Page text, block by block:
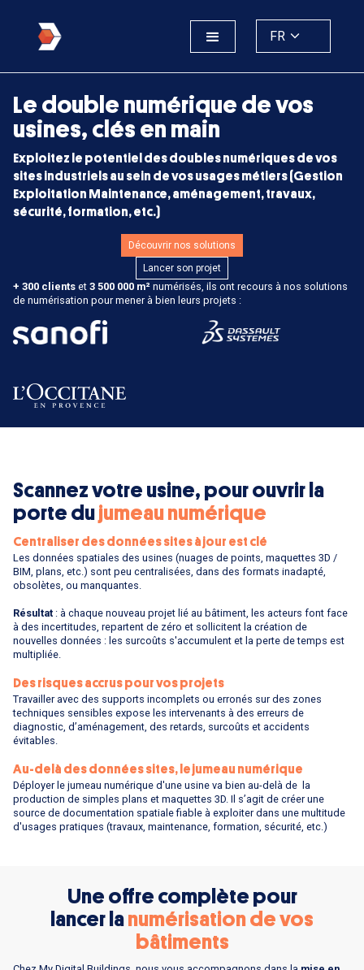
FR
Le double numérique de vos
usines, clés en main
Exploitez le potentiel des doubles numériques de vos
sites industriels au sein de vos usages métiers (Gestion
Exploitation Maintenance, aménagement, travaux,
sécurité, formation, etc.)
Découvrir nos solutions
Lancer son projet
+ 300 clients et 3 500 000 m² numérisés, ils ont recours à nos solutions
de numérisation pour mener à bien leurs projets :
Scannez votre usine, pour ouvrir la
porte dujumeau numérique
Centraliser des données sites à jour est clé
Les données spatiales des usines (nuages de points, maquettes 3D /
BIM, plans, etc.) sont peu centralisées, dans des formats inadapté,
obsolètes, ou manquantes.
Résultat : à chaque nouveau projet lié au bâtiment, les acteurs font face
à des incertitudes, repartent de zéro et sollicitent la création de
nouvelles données : les surcoûts s'accumulent et la perte de temps est
multipliée.
Des risques accrus pour vos projets
Travailler avec des supports incomplets ou erronés sur des zones
techniques sensibles expose les intervenants à des erreurs de
diagnostic, d’aménagement, des retards, surcoûts et accidents
évitables.
Au-delà des données sites, le jumeau numérique
Déployer le jumeau numérique d'une usine va bien au-delà de la
production de simples plans et maquettes 3D. Il s’agit de créer une
source de documentation spatiale fiable à exploiter dans une multitude
d'usages pratiques (travaux, maintenance, formation, sécurité, etc.)
Une offre complète pour
lancer lanumérisation de vos
bâtiments